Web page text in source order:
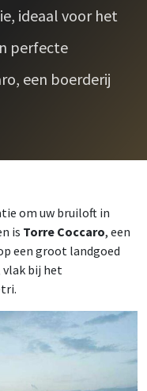
ideaal voor het
perfecte
een boerderij
om uw bruiloft in
is Torre Coccaro, een
een groot landgoed
vlak bij het